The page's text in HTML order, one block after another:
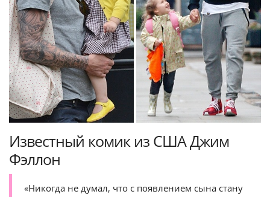
Известный комик из США Джим
Фэллон
«Никогда не думал, что с появлением сына стану